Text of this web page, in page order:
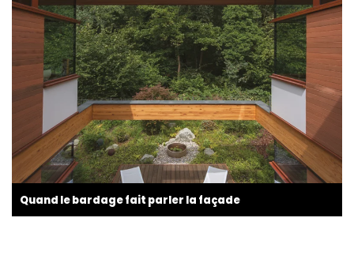
Quand le bardage fait parler la façade